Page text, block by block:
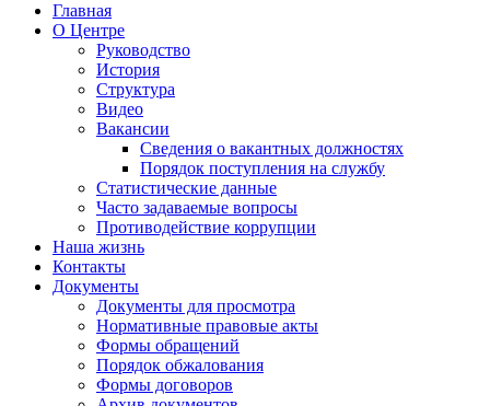
Главная
О Центре
Руководство
История
Структура
Видео
Вакансии
Сведения о вакантных должностях
Порядок поступления на службу
Статистические данные
Часто задаваемые вопросы
Противодействие коррупции
Наша жизнь
Контакты
Документы
Документы для просмотра
Нормативные правовые акты
Формы обращений
Порядок обжалования
Формы договоров